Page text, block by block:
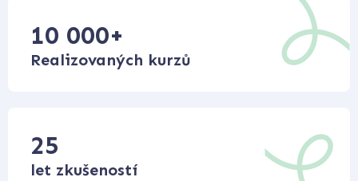
10 000+
Realizovaných kurzů
25
let zkušeností